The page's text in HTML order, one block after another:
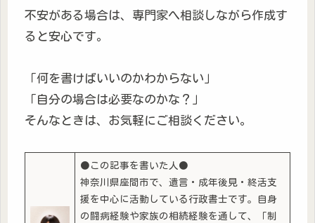
不安がある場合は、専門家へ相談しながら作成す
ると安心です。
「何を書けばいいのかわからない」
「自分の場合は必要なのかな？」
そんなときは、お気軽にご相談ください。
●この記事を書いた人●
神奈川県座間市で、遺言・成年後見・終活支
援を中心に活動している行政書士です。自身
の闘病経験や家族の相続経験を通して、「制